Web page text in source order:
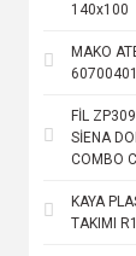
140x100
MAKO
60700401
FİL
SİENA
COMBO
KAYA
TAKIMI